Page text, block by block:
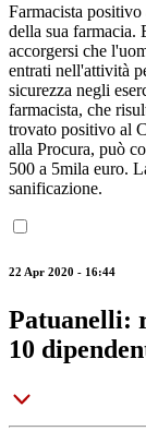
Farmacista
della sua farmacia.
accorgersi che
entrati nell'attività
sicurezza negli
farmacista, che
trovato positivo al
alla Procura, può
500 a 5mila euro.
sanificazione.
22 Apr 2020 - 16:44
Patuanelli:
10